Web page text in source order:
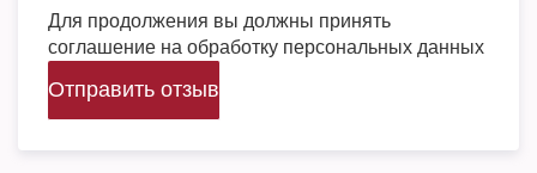
Для продолжения вы должны принять
соглашение на обработку персональных данных
Отправить отзыв